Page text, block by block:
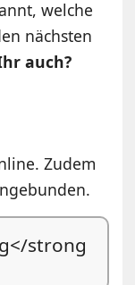
welche
nächsten
auch?
Zudem
strong